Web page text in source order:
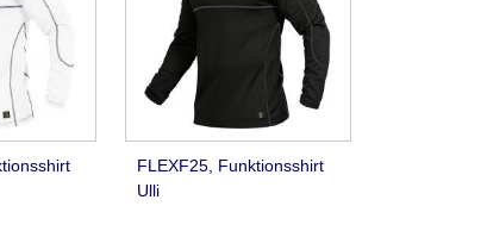
FLEXF25, Funktionsshirt
Ulli